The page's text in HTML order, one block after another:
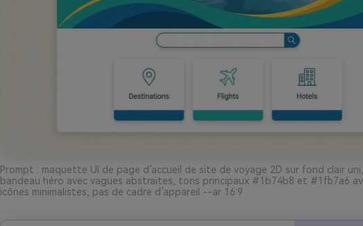
Prompt : maquette UI de page d’accueil de site de voyage 2D sur fond clair
bandeau héro avec vagues abstraites, tons principaux #1b74b8 et #1fb7a6
icônes minimalistes, pas de cadre d’appareil --ar 16:9